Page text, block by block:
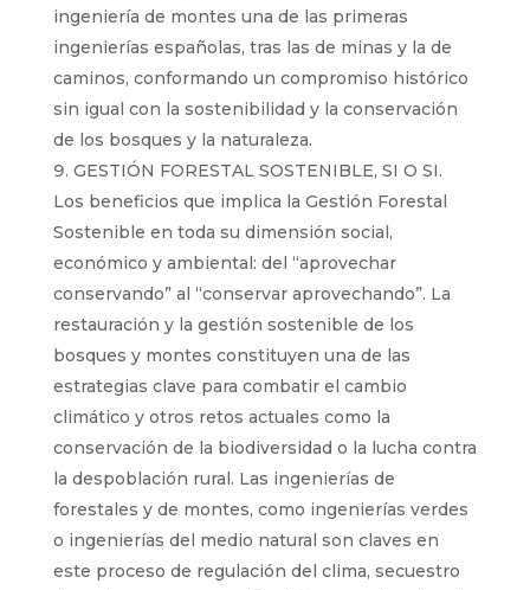
ingeniería de montes una de las primeras
ingenierías españolas, tras las de minas y la de
caminos, conformando un compromiso histórico
sin igual con la sostenibilidad y la conservación
de los bosques y la naturaleza.
GESTIÓN FORESTAL SOSTENIBLE, SI O SI.
Los beneficios que implica la Gestión Forestal
Sostenible en toda su dimensión social,
económico y ambiental: del “aprovechar
conservando” al “conservar aprovechando”. La
restauración y la gestión sostenible de los
bosques y montes constituyen una de las
estrategias clave para combatir el cambio
climático y otros retos actuales como la
conservación de la biodiversidad o la lucha contra
la despoblación rural. Las ingenierías de
forestales y de montes, como ingenierías verdes
o ingenierías del medio natural son claves en
este proceso de regulación del clima, secuestro